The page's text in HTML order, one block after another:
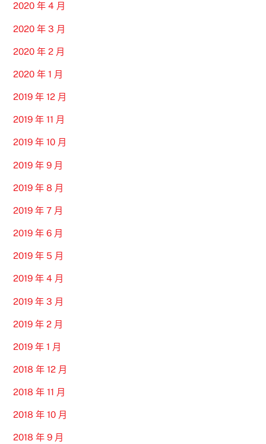
2020 年 4 月
2020 年 3 月
2020 年 2 月
2020 年 1 月
2019 年 12 月
2019 年 11 月
2019 年 10 月
2019 年 9 月
2019 年 8 月
2019 年 7 月
2019 年 6 月
2019 年 5 月
2019 年 4 月
2019 年 3 月
2019 年 2 月
2019 年 1 月
2018 年 12 月
2018 年 11 月
2018 年 10 月
2018 年 9 月